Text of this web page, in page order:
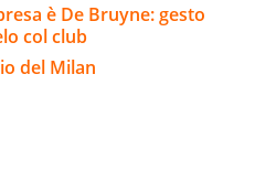
è De Bruyne: gesto
col club
del Milan